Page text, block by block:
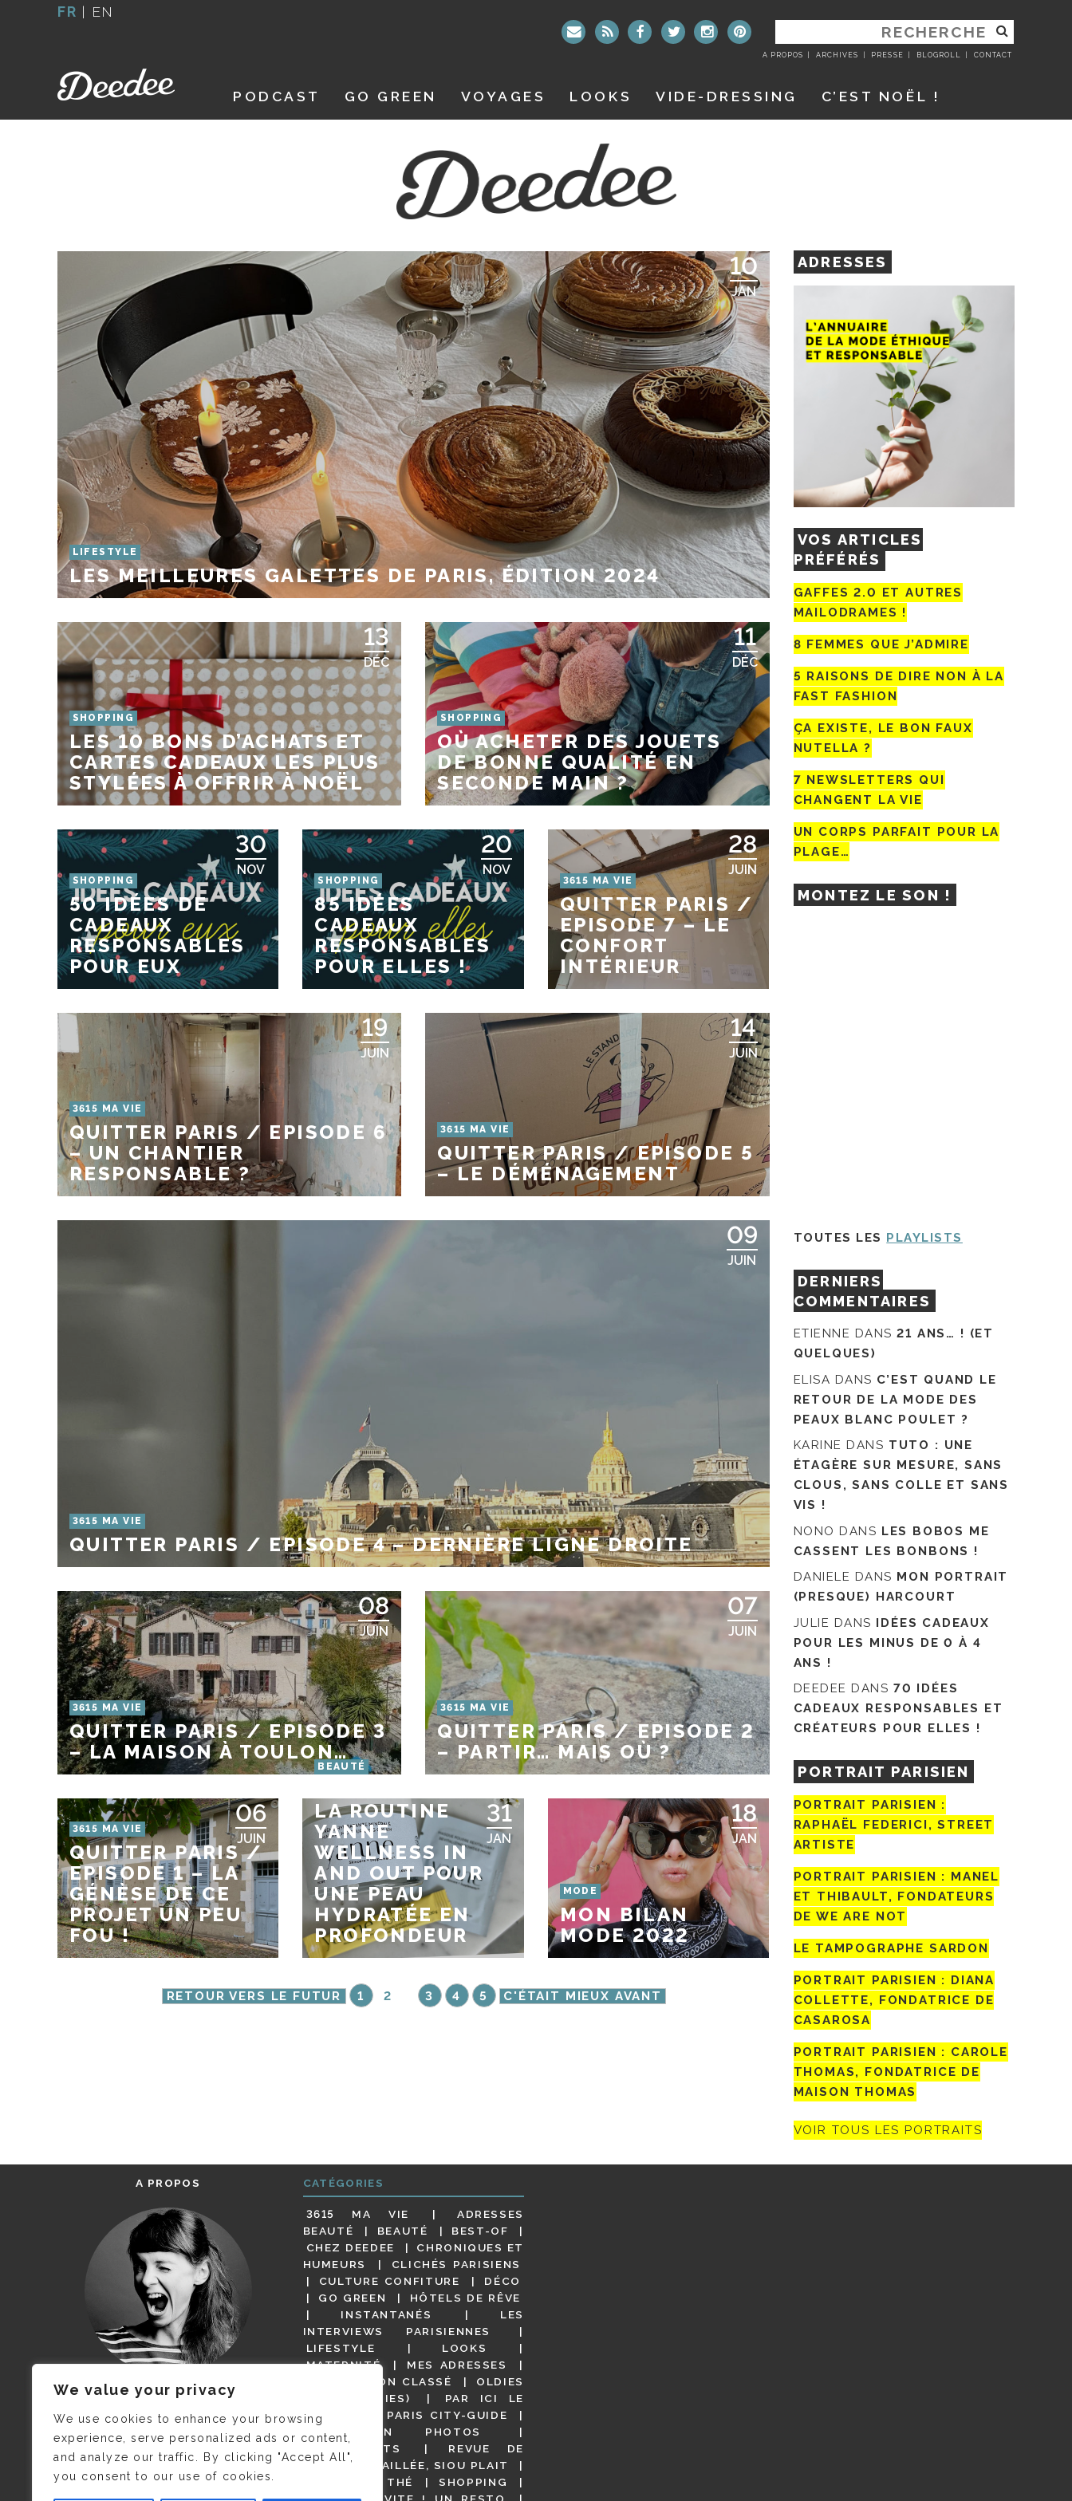
We value your privacy
We use cookies to enhance your browsing
experience, serve personalized ads or content,
and analyze our traffic. By clicking "Accept All",
you consent to our use of cookies.
FR | EN
RECHERCHER
:
A PROPOS ARCHIVES PRESSE BLOGROLL CONTACT
PODCAST GO GREEN VOYAGES LOOKS VIDE-DRESSING C’EST NOËL !
10
JAN
LIFESTYLE
LES MEILLEURES GALETTES DE PARIS, ÉDITION 2024
13
DÉC
SHOPPING
LES 10 BONS D’ACHATS ET
CARTES CADEAUX LES PLUS
STYLÉES À OFFRIR À NOËL
11
DÉC
SHOPPING
OÙ ACHETER DES JOUETS
DE BONNE QUALITÉ EN
SECONDE MAIN ?
30
NOV
SHOPPING
50 IDÉES DE
CADEAUX
RESPONSABLES
POUR EUX
20
NOV
SHOPPING
85 IDÉES
CADEAUX
RESPONSABLES
POUR ELLES !
28
JUIN
3615 MA VIE
QUITTER PARIS /
EPISODE 7 – LE
CONFORT
INTÉRIEUR
19
JUIN
3615 MA VIE
QUITTER PARIS / EPISODE 6
– UN CHANTIER
RESPONSABLE ?
14
JUIN
3615 MA VIE
QUITTER PARIS / EPISODE 5
– LE DÉMÉNAGEMENT
09
JUIN
3615 MA VIE
QUITTER PARIS / EPISODE 4 – DERNIÈRE LIGNE DROITE
08
JUIN
3615 MA VIE
QUITTER PARIS / EPISODE 3
– LA MAISON À TOULON…
07
JUIN
3615 MA VIE
QUITTER PARIS / EPISODE 2
– PARTIR… MAIS OÙ ?
06
JUIN
3615 MA VIE
QUITTER PARIS /
EPISODE 1 – LA
GÉNÈSE DE CE
PROJET UN PEU
FOU !
31
JAN
BEAUTÉ
LA ROUTINE
YANNE
WELLNESS IN
AND OUT POUR
UNE PEAU
HYDRATÉE EN
PROFONDEUR
18
JAN
MODE
MON BILAN
MODE 2022
RETOUR VERS LE FUTUR 1 2 3 4 5 C'ÉTAIT MIEUX AVANT
ADRESSES
VOS ARTICLES
PRÉFÉRÉS
GAFFES 2.0 ET AUTRES
MAILODRAMES !
8 FEMMES QUE J’ADMIRE
5 RAISONS DE DIRE NON À LA
FAST FASHION
ÇA EXISTE, LE BON FAUX
NUTELLA ?
7 NEWSLETTERS QUI
CHANGENT LA VIE
UN CORPS PARFAIT POUR LA
PLAGE…
MONTEZ LE SON !
TOUTES LES PLAYLISTS
DERNIERS
COMMENTAIRES
ETIENNE DANS21 ANS… ! (ET
QUELQUES)
ELISA DANS C’EST QUAND LE
RETOUR DE LA MODE DES
PEAUX BLANC POULET ?
KARINE DANS TUTO : UNE
ÉTAGÈRE SUR MESURE, SANS
CLOUS, SANS COLLE ET SANS
VIS !
NONO DANS LES BOBOS ME
CASSENT LES BONBONS !
DANIELE DANS MON PORTRAIT
(PRESQUE) HARCOURT
JULIE DANS IDÉES CADEAUX
POUR LES MINUS DE 0 À 4
ANS !
DEEDEE DANS 70 IDÉES
CADEAUX RESPONSABLES ET
CRÉATEURS POUR ELLES !
PORTRAIT PARISIEN
PORTRAIT PARISIEN :
RAPHAËL FEDERICI, STREET
ARTISTE
PORTRAIT PARISIEN : MANEL
ET THIBAULT, FONDATEURS
DE WE ARE NOT
LE TAMPOGRAPHE SARDON
PORTRAIT PARISIEN : DIANA
COLLETTE, FONDATRICE DE
CASAROSA
PORTRAIT PARISIEN : CAROLE
THOMAS, FONDATRICE DE
MAISON THOMAS
VOIR TOUS LES PORTRAITS
A PROPOS
JE M’APPELLE DELPHINE MAIS
C’EST ©CAMILLE COLLIN QUI A
PRIS CETTE PHOTO !
CATÉGORIES
3615 MA VIE
ADRESSES
BEAUTÉ
BEAUTÉ
BEST-OF
CHEZ DEEDEE
CHRONIQUES ET
HUMEURS
CLICHÉS PARISIENS
CULTURE CONFITURE
DÉCO
GO GREEN
HÔTELS DE RÊVE
INSTANTANÉS
LES
INTERVIEWS PARISIENNES
LIFESTYLE
LOOKS
MATERNITÉ
MES ADRESSES
NON CLASSÉ
OLDIES
(BUT GOODIES)
PAR ICI LE
MAGOT !
PARIS CITY-GUIDE
PARIS EN PHOTOS
RESTAURANTS
REVUE DE
PRESSE DÉTAILLÉE, SIOU PLAIT
SALONS DE THÉ
SHOPPING
VIDÉOS
VITE ! UN RESTO